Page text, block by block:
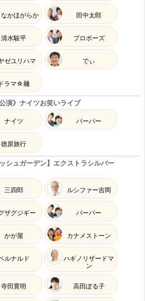
ディスコ 4th Solo Live IKARI』(ほしのデ
『おかあさんといっしょ
『おかあさんといっしょ』
(ほしのデ
『おかあさんといっしょ』
(ほしのデ
かほがらか 田中太郎
清水駿平 プロポーズ
ゼユリハマ でぃ
ドラマ☆麺
演》ナイツお笑いライブ
ナイツ パーパー
徳原旅行
ッシュガーデン】エクストラシルバー
三四郎 ルシファー吉岡
ザグジギー パーパー
かが屋 カナメストーン
ルナルド
ハギノリザードマ
ン
寺田寛明 高田ぽる子